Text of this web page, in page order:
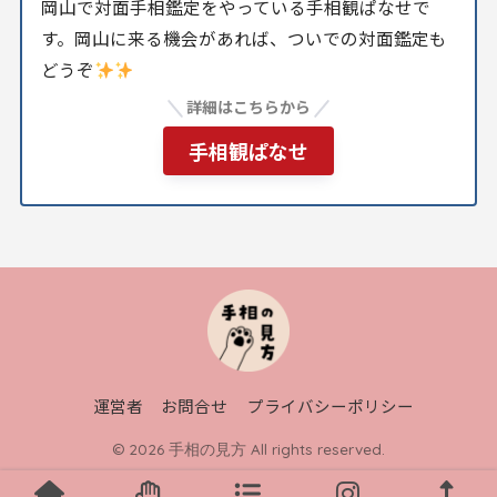
岡山で対面手相鑑定をやっている手相観ぱなせで
す。岡山に来る機会があれば、ついでの対面鑑定も
どうぞ
詳細はこちらから
手相観ぱなせ
運営者 お問合せ プライバシーポリシー
© 2026 手相の見方 All rights reserved.